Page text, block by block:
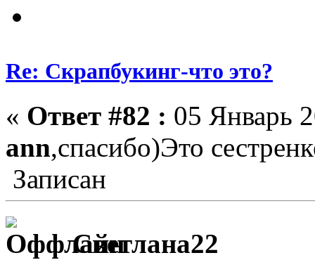
Re: Скрапбукинг-что это?
« Ответ #82 : 05 Январь
ann,спасибо)Это
Записан
Светлана22